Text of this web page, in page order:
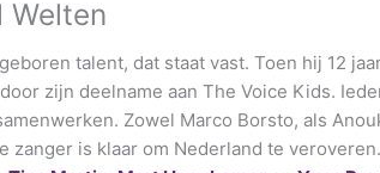
Welten
talent, dat staat vast. Toen hij 12
zijn deelname aan The Voice Kids.
Zowel Marco Borsto, als
zanger is klaar om Nederland te